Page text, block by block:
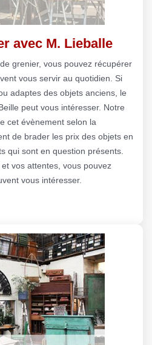
avec M. Lieballe
grenier, vous pouvez récupérer
vous servir au quotidien. Si
adaptes des objets anciens, le
peut vous intéresser. Notre
cet évènement selon la
de brader les prix des objets en
qui sont en question présents.
vos attentes, vous pouvez
vous intéresser.